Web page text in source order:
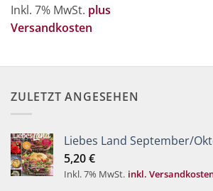
Inkl. 7% MwSt. plus
Versandkosten
ZULETZT ANGESEHEN
Liebes Land September/
5,20€
Inkl. 7% MwSt. inkl.